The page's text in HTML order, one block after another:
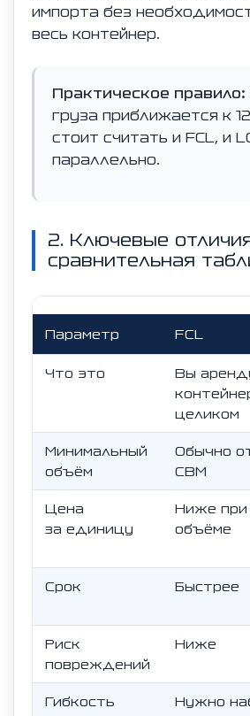
импорта без
весь контейнер.
Практическое правило:
груза приближается к
стоит считать и FCL, и
параллельно.
2. Ключевые
сравнительная
Параметр FCL
Что это
Вы
целиком
Минимальный
объём
Обычно
CBM
Цена
за единицу
Ниже при
объёме
Срок Быстрее
Риск
повреждений
Ниже
Гибкость
Нужно